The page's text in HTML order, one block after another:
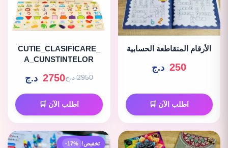
الأرقام المتقاطعة الحسابية
250 د.ج
اطلب الآن 🛒
CUTIE_CLASIFICARE_
A_CUNSTINTELOR
2950 د.ج 2750 د.ج
اطلب الآن 🛒
تخفيض! -17%